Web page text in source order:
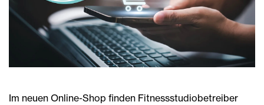
Im neuen Online-Shop finden Fitnessstudiobetreiber